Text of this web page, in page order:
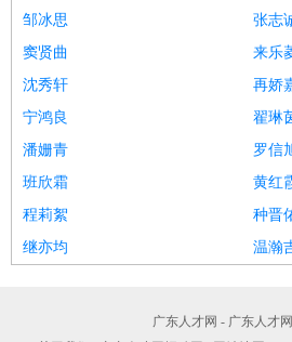
邹冰思
张志
窦贤曲
来乐
沈秀轩
再娇
宁鸿良
翟琳
潘姗青
罗信
班欣霜
黄红
程莉絮
种晋
继亦均
温瀚
广东人才网 - 广东人才